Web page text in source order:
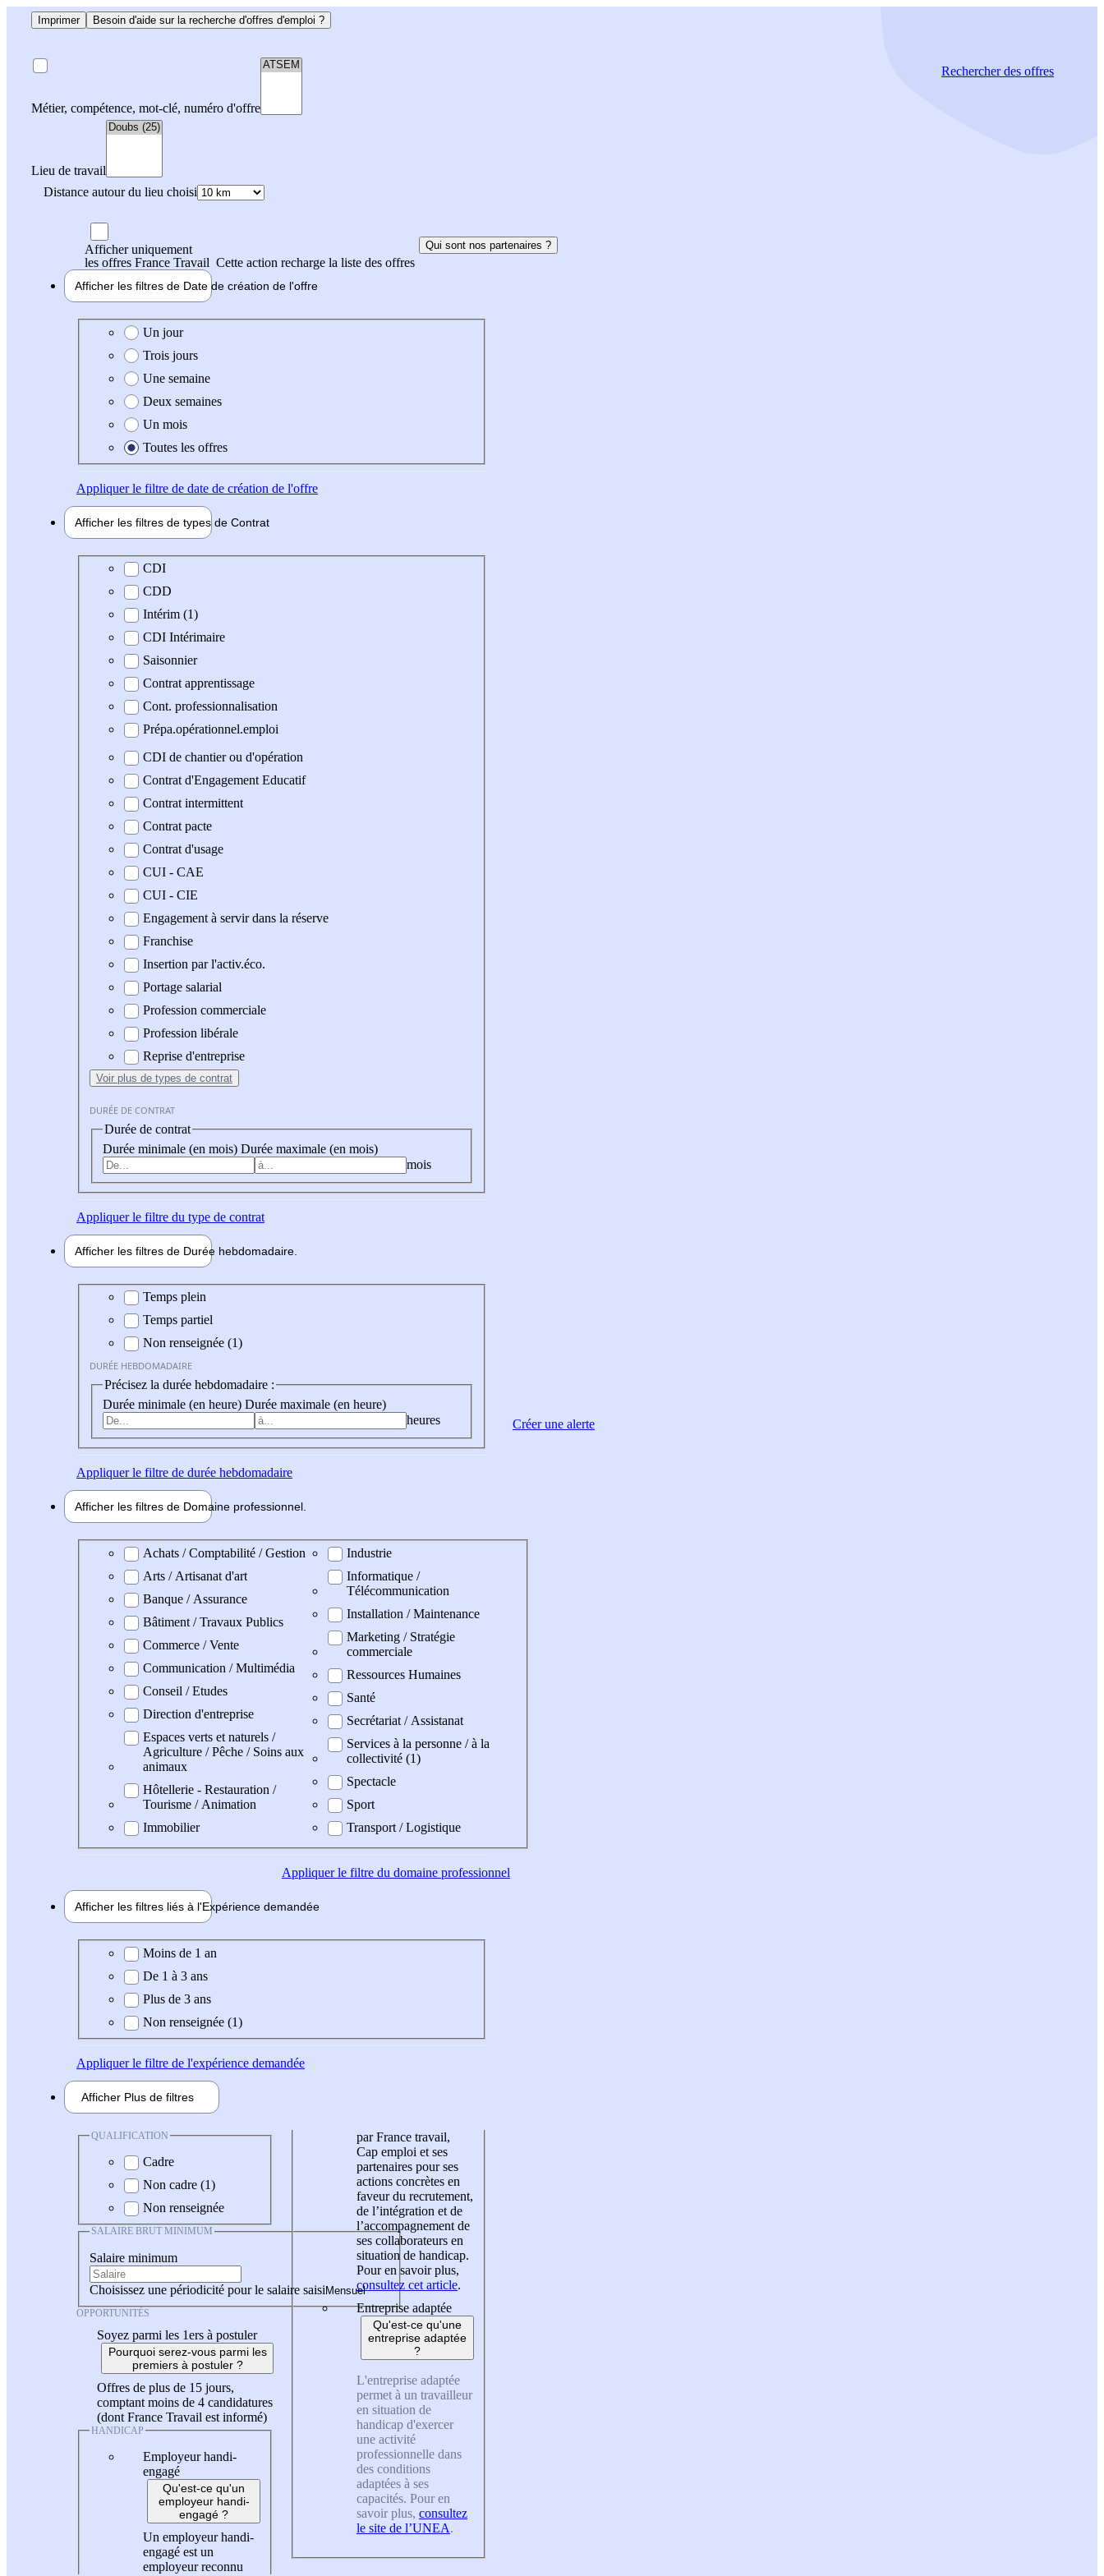
Imprimer Besoin d'aide sur la recherche d'offres d'emploi ?
Métier, compétence, mot-clé, numéro d'offre
Lieu de travail
Distance autour du lieu choisi
Rechercherdes offres
Afficher uniquement
les offres France Travail Cette action recharge la liste des offres
Qui sont nos partenaires ?
Afficher les filtres de Date de création de l'offre
Date de création de l'offre
Un jour
Trois jours
Une semaine
Deux semaines
Un mois
Toutes les offres
Appliquerle filtre de date de création de l'offre
Afficher les filtres de types de Contrat
Type de contrat
CDI
CDD
Intérim (1)
CDI Intérimaire
Saisonnier
Contrat apprentissage
Cont. professionnalisation
Prépa.opérationnel.emploi
CDI de chantier ou d'opération
Contrat d'Engagement Educatif
Contrat intermittent
Contrat pacte
Contrat d'usage
CUI - CAE
CUI - CIE
Engagement à servir dans la réserve
Franchise
Insertion par l'activ.éco.
Portage salarial
Profession commerciale
Profession libérale
Reprise d'entreprise
Voir plus de types de contrat
DURÉE DE CONTRAT
Durée de contrat
Durée minimale (en mois) Durée maximale (en mois)
mois
Appliquerle filtre du type de contrat
Afficher les filtres de Durée hebdomadaire
Durée hebdomadaire
Temps plein
Temps partiel
Non renseignée (1)
DURÉE HEBDOMADAIRE
Précisez la durée hebdomadaire :
Durée minimale (en heure) Durée maximale (en heure)
heures
Appliquerle filtre de durée hebdomadaire
Afficher les filtres de Domaine professionnel
Domaine professionel
Achats / Comptabilité / Gestion
Arts / Artisanat d'art
Banque / Assurance
Bâtiment / Travaux Publics
Commerce / Vente
Communication / Multimédia
Conseil / Etudes
Direction d'entreprise
Espaces verts et naturels /
Agriculture / Pêche / Soins aux
animaux
Hôtellerie - Restauration /
Tourisme / Animation
Immobilier
Industrie
Informatique /
Télécommunication
Installation / Maintenance
Marketing / Stratégie
commerciale
Ressources Humaines
Santé
Secrétariat / Assistanat
Services à la personne / à la
collectivité (1)
Spectacle
Sport
Transport / Logistique
Appliquerle filtre du domaine professionnel
Afficher les filtres liés à l'Expérience demandée
Expérience demandée
Moins de 1 an
De 1 à 3 ans
Plus de 3 ans
Non renseignée (1)
Appliquerle filtre de l'expérience demandée
Afficher Plus de filtres
QUALIFICATION
Cadre
Non cadre (1)
Non renseignée
SALAIRE BRUT MINIMUM
Salaire minimum
Choisissez une périodicité pour le salaire saisi
OPPORTUNITÉS
Soyez parmi les 1ers à postuler
Pourquoi serez-vous parmi les
premiers à postuler ?
Offres de plus de 15 jours,
comptant moins de 4 candidatures
(dont France Travail est informé)
HANDICAP
Employeur handi-
engagé
Qu'est-ce qu'un
employeur handi-
engagé ?
Un employeur handi-
engagé est un
employeur reconnu
par France travail,
Cap emploi et ses
partenaires pour ses
actions concrètes en
faveur du recrutement,
de l’intégration et de
l’accompagnement de
ses collaborateurs en
situation de handicap.
Pour en savoir plus,
consultez cet article.
Entreprise adaptée
Qu'est-ce qu'une
entreprise adaptée
?
L'entreprise adaptée
permet à un travailleur
en situation de
handicap d'exercer
une activité
professionnelle dans
des conditions
adaptées à ses
capacités. Pour en
savoir plus, consultez
le site de l’UNEA.
Créer une alerte